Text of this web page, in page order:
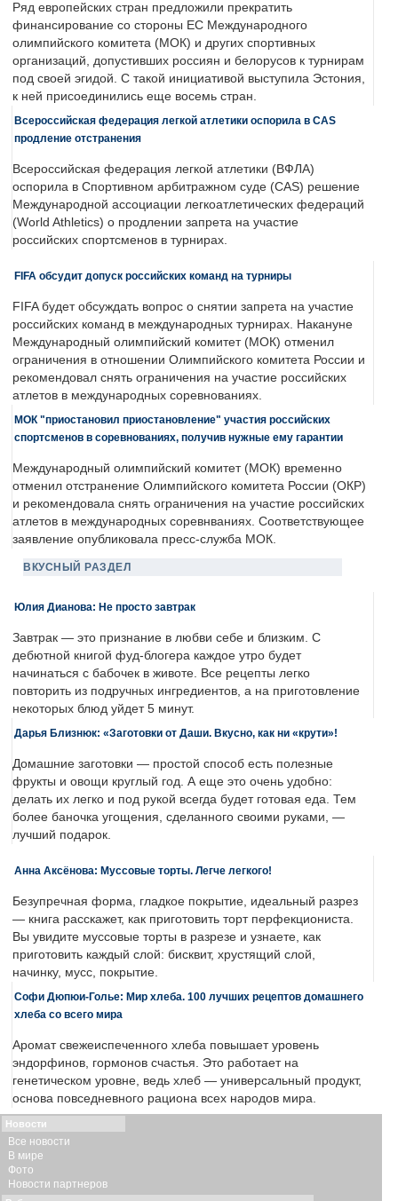
Ряд европейских стран предложили прекратить
финансирование со стороны ЕС Международного
олимпийского комитета (МОК) и других спортивных
организаций, допустивших россиян и белорусов к турнирам
под своей эгидой. С такой инициативой выступила Эстония,
к ней присоединились еще восемь стран.
Всероссийская федерация легкой атлетики оспорила в CAS
продление отстранения
Всероссийская федерация легкой атлетики (ВФЛА)
оспорила в Спортивном арбитражном суде (CAS) решение
Международной ассоциации легкоатлетических федераций
(World Athletics) о продлении запрета на участие
российских спортсменов в турнирах.
FIFA обсудит допуск российских команд на турниры
FIFA будет обсуждать вопрос о снятии запрета на участие
российских команд в международных турнирах. Накануне
Международный олимпийский комитет (МОК) отменил
ограничения в отношении Олимпийского комитета России и
рекомендовал снять ограничения на участие российских
атлетов в международных соревнованиях.
МОК "приостановил приостановление" участия российских
спортсменов в соревнованиях, получив нужные ему гарантии
Международный олимпийский комитет (МОК) временно
отменил отстранение Олимпийского комитета России (ОКР)
и рекомендовала снять ограничения на участие российских
атлетов в международных соревнваниях. Соответствующее
заявление опубликовала пресс-служба МОК.
ВКУСНЫЙ РАЗДЕЛ
Юлия Дианова: Не просто завтрак
Завтрак — это признание в любви себе и близким. С
дебютной книгой фуд-блогера каждое утро будет
начинаться с бабочек в животе. Все рецепты легко
повторить из подручных ингредиентов, а на приготовление
некоторых блюд уйдет 5 минут.
Дарья Близнюк: «Заготовки от Даши. Вкусно, как ни «крути»!
Домашние заготовки — простой способ есть полезные
фрукты и овощи круглый год. А еще это очень удобно:
делать их легко и под рукой всегда будет готовая еда. Тем
более баночка угощения, сделанного своими руками, —
лучший подарок.
Анна Аксёнова: Муссовые торты. Легче легкого!
Безупречная форма, гладкое покрытие, идеальный разрез
— книга расскажет, как приготовить торт перфекциониста.
Вы увидите муссовые торты в разрезе и узнаете, как
приготовить каждый слой: бисквит, хрустящий слой,
начинку, мусс, покрытие.
Софи Дюпюи-Голье: Мир хлеба. 100 лучших рецептов домашнего
хлеба со всего мира
Аромат свежеиспеченного хлеба повышает уровень
эндорфинов, гормонов счастья. Это работает на
генетическом уровне, ведь хлеб — универсальный продукт,
основа повседневного рациона всех народов мира.
Новости
Все новости
В мире
Фото
Новости партнеров